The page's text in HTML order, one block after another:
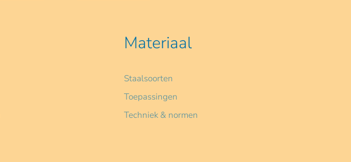
Materiaal
Staalsoorten
Toepassingen
Techniek & normen